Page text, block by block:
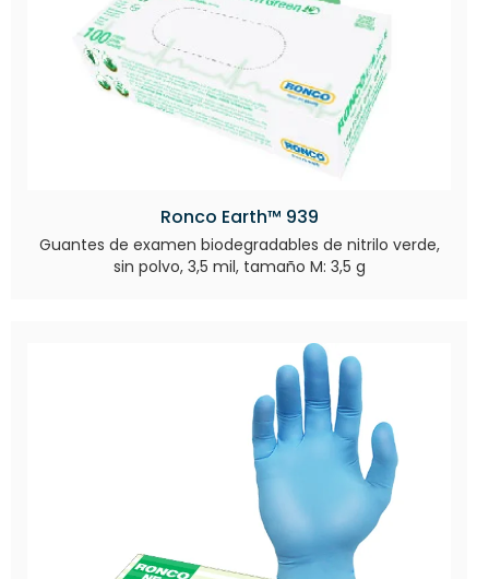
Ronco Earth™ 939
Guantes de examen biodegradables de nitrilo verde,
sin polvo, 3,5 mil, tamaño M: 3,5 g